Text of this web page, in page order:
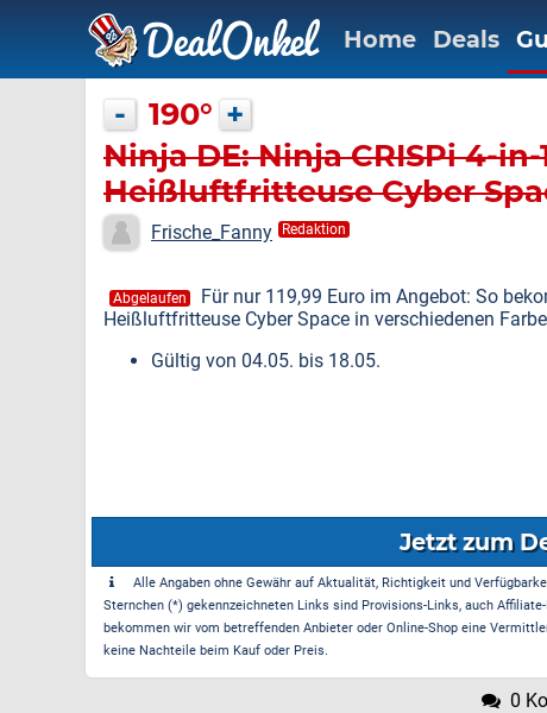
Home Deals
- 190° +
Ninja DE: Ninja CRISPi 4-in-
Heißluftfritteuse Cyber
EuroFrische_Fanny Redaktion
Abgelaufen
Für nur 119,99 Euro im Angebot: So
Heißluftfritteuse Cyber Space in verschiedenen
Gültig von 04.05. bis 18.05.
Jetzt zum
Alle Angaben ohne Gewähr auf Aktualität, Richtigkeit und
Sternchen (*) gekennzeichneten Links sind Provisions-Links, auch
bekommen wir vom betreffenden Anbieter oder Online-Shop eine
keine Nachteile beim Kauf oder Preis.
0